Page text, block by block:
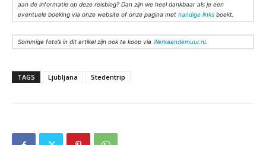
aan de informatie op deze reisblog? Dan zijn we heel dankbaar als je een
eventuele boeking via onze website of onze pagina met handige links boekt.
Sommige foto’s in dit artikel zijn ook te koop via Werkaandemuur.nl.
TAGS Ljubljana Stedentrip